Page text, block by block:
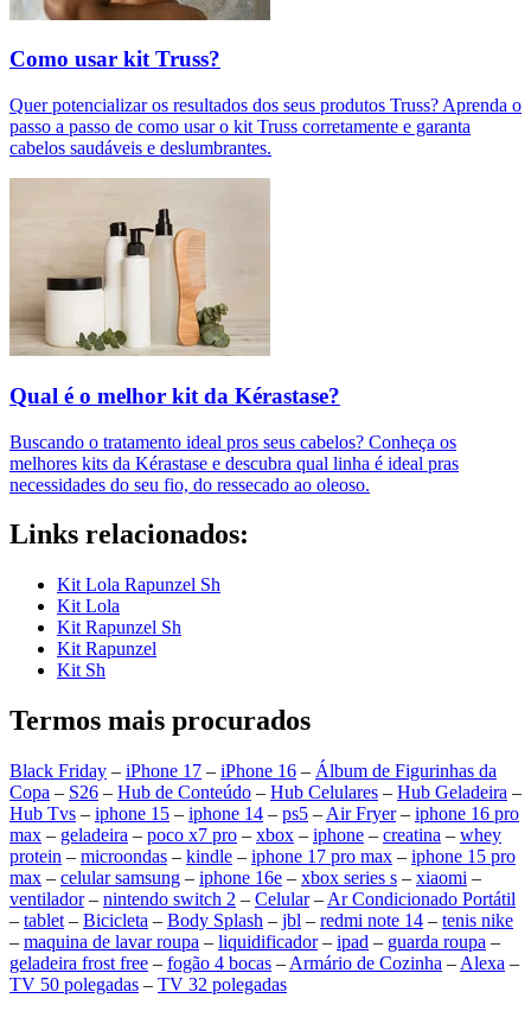
Como usar kit Truss?
Quer potencializar os resultados dos seus produtos Truss? Aprenda o
passo a passo de como usar o kit Truss corretamente e garanta
cabelos saudáveis e deslumbrantes.
Qual é o melhor kit da Kérastase?
Buscando o tratamento ideal pros seus cabelos? Conheça os
melhores kits da Kérastase e descubra qual linha é ideal pras
necessidades do seu fio, do ressecado ao oleoso.
Links relacionados:
Kit Lola Rapunzel Sh
Kit Lola
Kit Rapunzel Sh
Kit Rapunzel
Kit Sh
Termos mais procurados
Black Friday – iPhone 17 – iPhone 16 – Álbum de Figurinhas da
Copa – S26 – Hub de Conteúdo – Hub Celulares – Hub Geladeira –
Hub Tvs – iphone 15 – iphone 14 – ps5 – Air Fryer– iphone 16 pro
max – geladeira – poco x7 pro – xbox – iphone – creatina – whey
protein – microondas – kindle – iphone 17 pro max – iphone 15 pro
max – celular samsung – iphone 16e – xbox series s – xiaomi –
ventilador– nintendo switch 2 – Celular– Ar Condicionado Portátil
– tablet – Bicicleta – Body Splash – jbl – redmi note 14 – tenis nike
– maquina de lavar roupa – liquidificador– ipad – guarda roupa –
geladeira frost free – fogão 4 bocas – Armário de Cozinha – Alexa –
TV 50 polegadas – TV 32 polegadas